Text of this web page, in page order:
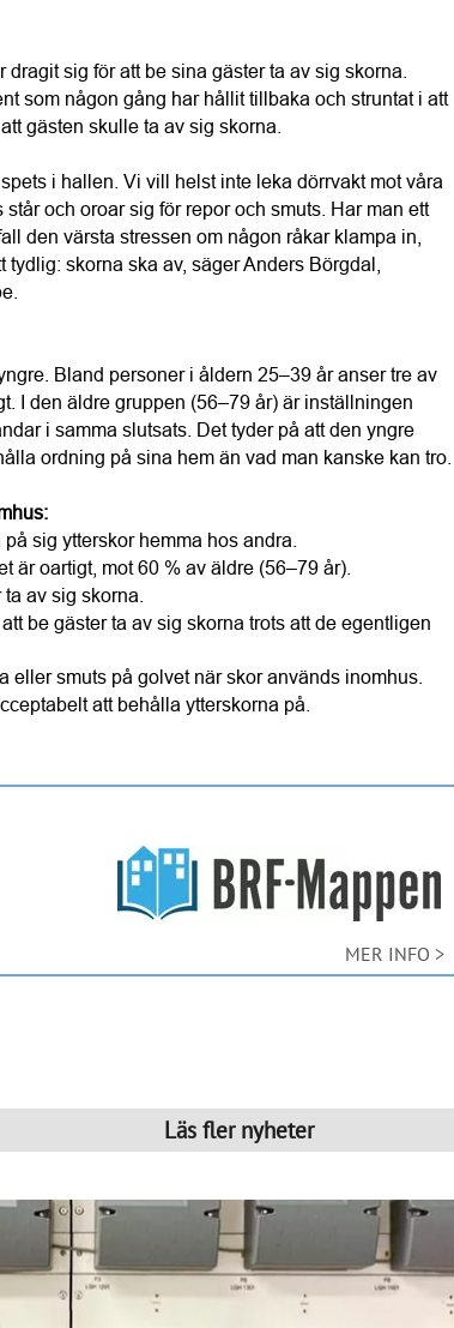
sig för att be sina gäster ta av sig skorna.
som någon gång har hållit tillbaka och struntat i att
gästen skulle ta av sig skorna.
i hallen. Vi vill helst inte leka dörrvakt mot våra
och oroar sig för repor och smuts. Har man ett
den värsta stressen om någon råkar klampa in,
skorna ska av, säger Anders Börgdal,
Bland personer i åldern 25–39 år anser tre av
I den äldre gruppen (56–79 år) är inställningen
i samma slutsats. Det tyder på att den yngre
ordning på sina hem än vad man kanske kan tro.
sig ytterskor hemma hos andra.
är oartigt, mot 60 % av äldre (56–79 år).
av sig skorna.
be gäster ta av sig skorna trots att de egentligen
eller smuts på golvet när skor används inomhus.
att behålla ytterskorna på.
MER INFO >
Läs fler nyheter